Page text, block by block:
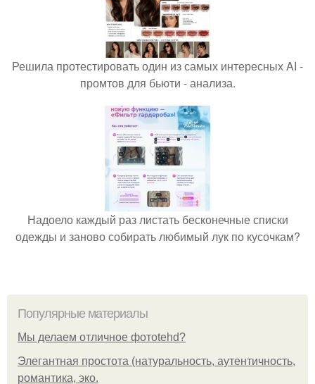
Решила протестировать один из самых интересных AI -
промтов для бьюти - анализа.
Надоело каждый раз листать бесконечные списки
одежды и заново собирать любимый лук по кусочкам?
Популярные материалы
Мы делаем отличное фотоtehd?
Элегантная простота (натуральность, аутентичность,
романтика, эко.